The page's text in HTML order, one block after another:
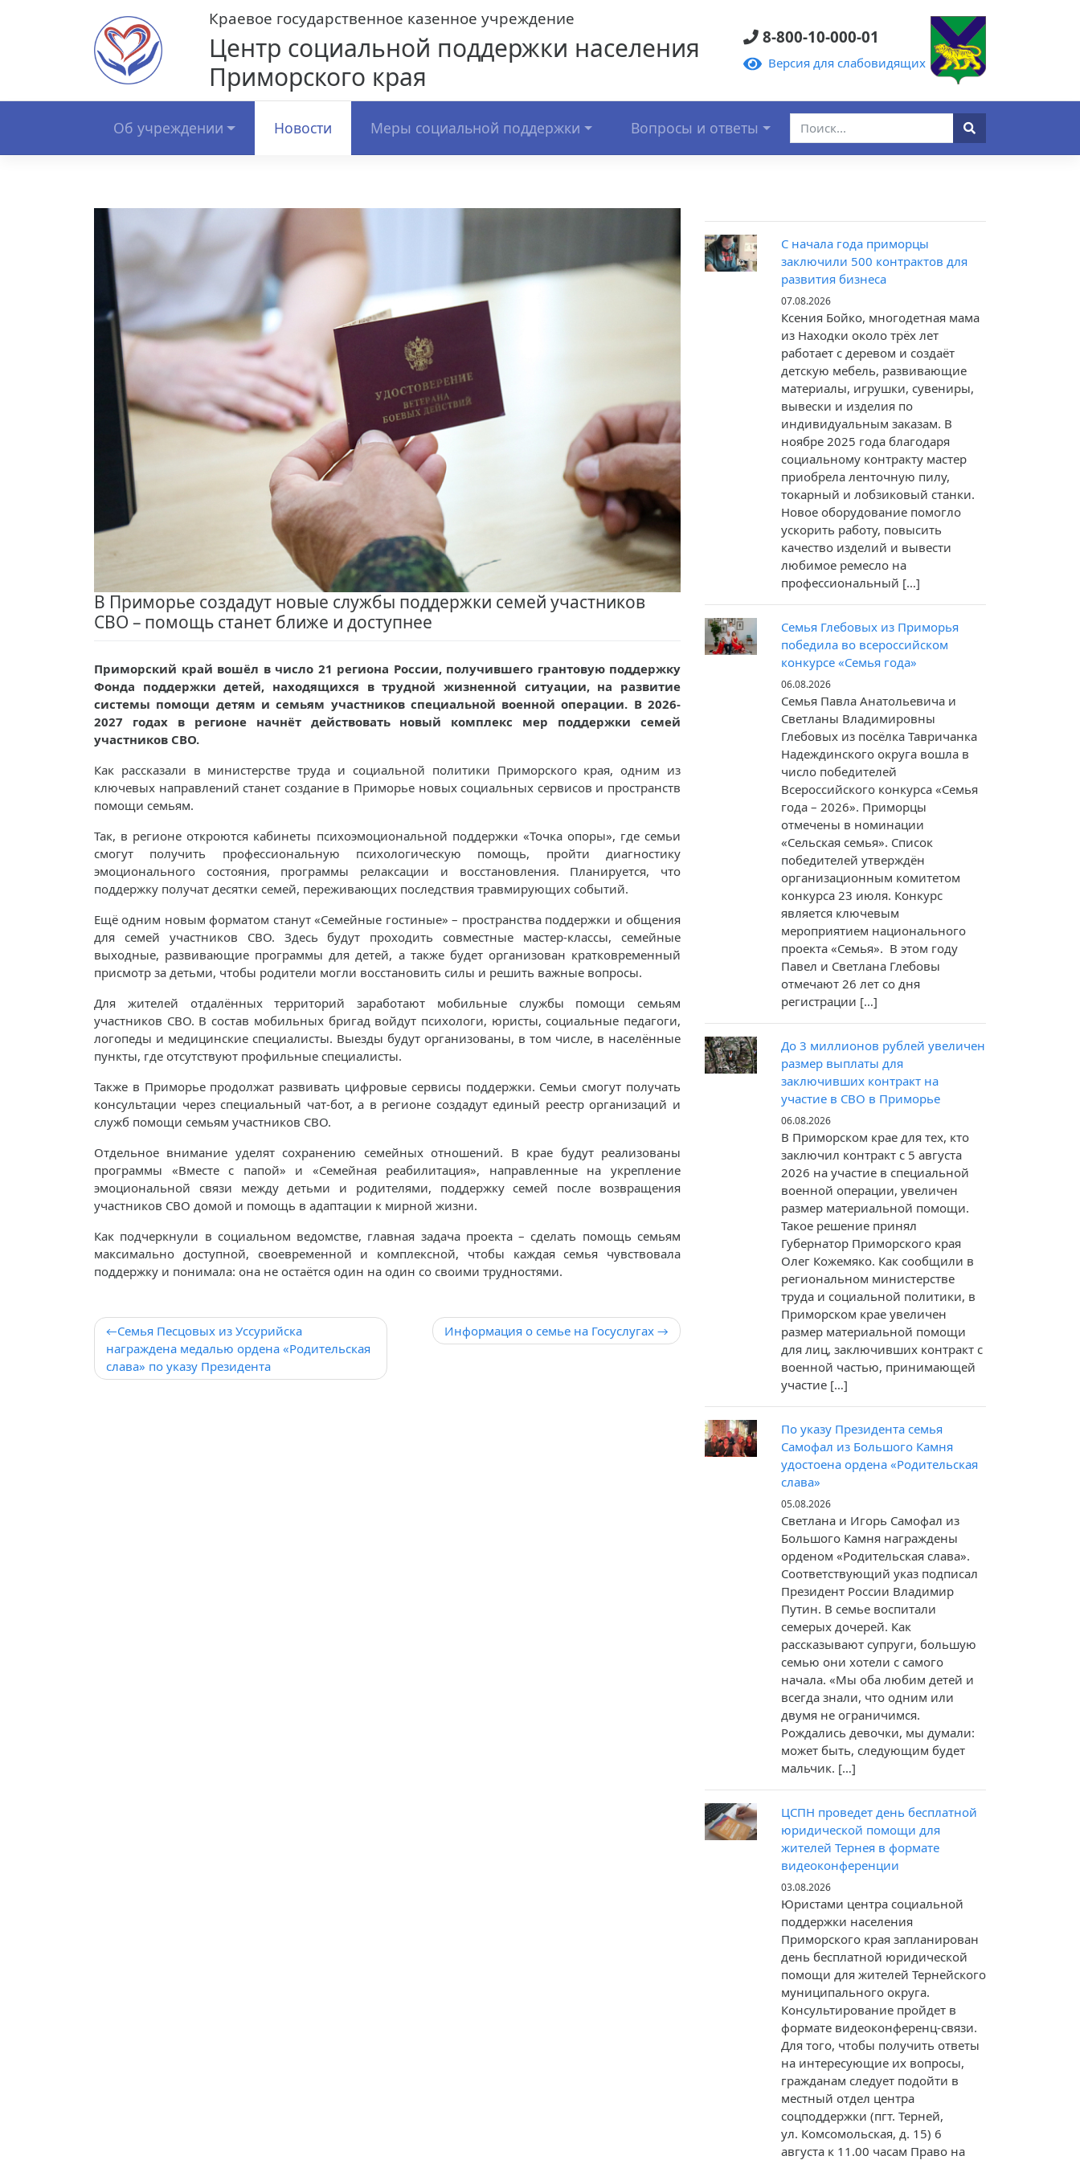
Краевое государственное казенное учреждение
Центр социальной поддержки населения
Приморского края
8-800-10-000-01
Версия для слабовидящих
Об учреждении Новости Меры социальной поддержки Вопросы и ответы
В Приморье создадут новые службы поддержки семей участников
СВО – помощь станет ближе и доступнее
Приморский край вошёл в число 21 региона России, получившего грантовую поддержку
Фонда поддержки детей, находящихся в трудной жизненной ситуации, на развитие
системы помощи детям и семьям участников специальной военной операции. В 2026-
2027 годах в регионе начнёт действовать новый комплекс мер поддержки семей
участников СВО.
Как рассказали в министерстве труда и социальной политики Приморского края, одним из
ключевых направлений станет создание в Приморье новых социальных сервисов и пространств
помощи семьям.
Так, в регионе откроются кабинеты психоэмоциональной поддержки «Точка опоры», где семьи
смогут получить профессиональную психологическую помощь, пройти диагностику
эмоционального состояния, программы релаксации и восстановления. Планируется, что
поддержку получат десятки семей, переживающих последствия травмирующих событий.
Ещё одним новым форматом станут «Семейные гостиные» – пространства поддержки и общения
для семей участников СВО. Здесь будут проходить совместные мастер-классы, семейные
выходные, развивающие программы для детей, а также будет организован кратковременный
присмотр за детьми, чтобы родители могли восстановить силы и решить важные вопросы.
Для жителей отдалённых территорий заработают мобильные службы помощи семьям
участников СВО. В состав мобильных бригад войдут психологи, юристы, социальные педагоги,
логопеды и медицинские специалисты. Выезды будут организованы, в том числе, в населённые
пункты, где отсутствуют профильные специалисты.
Также в Приморье продолжат развивать цифровые сервисы поддержки. Семьи смогут получать
консультации через специальный чат-бот, а в регионе создадут единый реестр организаций и
служб помощи семьям участников СВО.
Отдельное внимание уделят сохранению семейных отношений. В крае будут реализованы
программы «Вместе с папой» и «Семейная реабилитация», направленные на укрепление
эмоциональной связи между детьми и родителями, поддержку семей после возвращения
участников СВО домой и помощь в адаптации к мирной жизни.
Как подчеркнули в социальном ведомстве, главная задача проекта – сделать помощь семьям
максимально доступной, своевременной и комплексной, чтобы каждая семья чувствовала
поддержку и понимала: она не остаётся один на один со своими трудностями.
Навигация
по
записям
Семья Песцовых из Уссурийска
награждена медалью ордена «Родительская
слава» по указу Президента
Информация о семье на Госуслугах
С начала года приморцы
заключили 500 контрактов для
развития бизнеса
07.08.2026
Ксения Бойко, многодетная мама
из Находки около трёх лет
работает с деревом и создаёт
детскую мебель, развивающие
материалы, игрушки, сувениры,
вывески и изделия по
индивидуальным заказам. В
ноябре 2025 года благодаря
социальному контракту мастер
приобрела ленточную пилу,
токарный и лобзиковый станки.
Новое оборудование помогло
ускорить работу, повысить
качество изделий и вывести
любимое ремесло на
профессиональный […]
Семья Глебовых из Приморья
победила во всероссийском
конкурсе «Семья года»
06.08.2026
Семья Павла Анатольевича и
Светланы Владимировны
Глебовых из посёлка Тавричанка
Надеждинского округа вошла в
число победителей
Всероссийского конкурса «Семья
года – 2026». Приморцы
отмечены в номинации
«Сельская семья». Список
победителей утверждён
организационным комитетом
конкурса 23 июля. Конкурс
является ключевым
мероприятием национального
проекта «Семья». В этом году
Павел и Светлана Глебовы
отмечают 26 лет со дня
регистрации […]
До 3 миллионов рублей увеличен
размер выплаты для
заключивших контракт на
участие в СВО в Приморье
06.08.2026
В Приморском крае для тех, кто
заключил контракт c 5 августа
2026 на участие в специальной
военной операции, увеличен
размер материальной помощи.
Такое решение принял
Губернатор Приморского края
Олег Кожемяко. Как сообщили в
региональном министерстве
труда и социальной политики, в
Приморском крае увеличен
размер материальной помощи
для лиц, заключивших контракт с
военной частью, принимающей
участие […]
По указу Президента семья
Самофал из Большого Камня
удостоена ордена «Родительская
слава»
05.08.2026
Светлана и Игорь Самофал из
Большого Камня награждены
орденом «Родительская слава».
Соответствующий указ подписал
Президент России Владимир
Путин. В семье воспитали
семерых дочерей. Как
рассказывают супруги, большую
семью они хотели с самого
начала. «Мы оба любим детей и
всегда знали, что одним или
двумя не ограничимся.
Рождались девочки, мы думали:
может быть, следующим будет
мальчик. […]
ЦСПН проведет день бесплатной
юридической помощи для
жителей Тернея в формате
видеоконференции
03.08.2026
Юристами центра социальной
поддержки населения
Приморского края запланирован
день бесплатной юридической
помощи для жителей Тернейского
муниципального округа.
Консультирование пройдет в
формате видеоконференц-связи.
Для того, чтобы получить ответы
на интересующие их вопросы,
гражданам следует подойти в
местный отдел центра
соцподдержки (пгт. Терней,
ул. Комсомольская, д. 15) 6
августа к 11.00 часам Право на